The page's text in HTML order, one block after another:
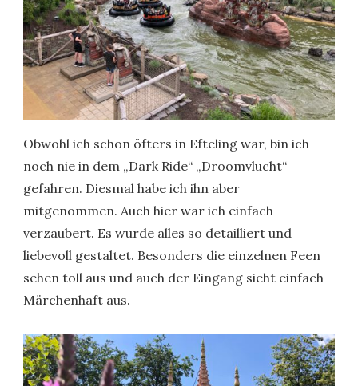
Obwohl ich schon öfters in Efteling war, bin ich
noch nie in dem „Dark Ride“ „Droomvlucht“
gefahren. Diesmal habe ich ihn aber
mitgenommen. Auch hier war ich einfach
verzaubert. Es wurde alles so detailliert und
liebevoll gestaltet. Besonders die einzelnen Feen
sehen toll aus und auch der Eingang sieht einfach
Märchenhaft aus.